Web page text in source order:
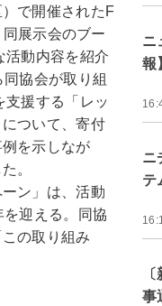
で開催されたF
展示会のブー
活動内容を紹介
協会が取り組
支援する「レッ
ついて、寄付
を示しなが
。
ーン」は、活動
迎える。同協
の取り組み
ニ
報
ニ
テ
事